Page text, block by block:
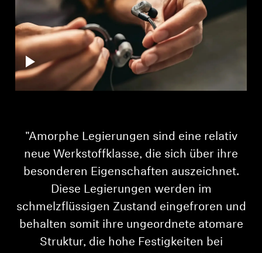
"Amorphe Legierungen sind eine relativ
neue Werkstoffklasse, die sich über ihre
besonderen Eigenschaften auszeichnet.
Diese Legierungen werden im
schmelzflüssigen Zustand eingefroren und
behalten somit ihre ungeordnete atomare
Struktur, die hohe Festigkeiten bei